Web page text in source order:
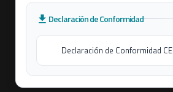
Declaración de Conformidad
Declaración de Conformidad CE